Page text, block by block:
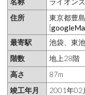
住所
東京都豊
[
最寄駅
池袋、東
階数
地上28階
高さ
87m
竣工年月
2001年02